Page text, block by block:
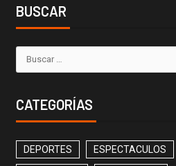
BUSCAR
CATEGORÍAS
DEPORTES ESPECTACULOS